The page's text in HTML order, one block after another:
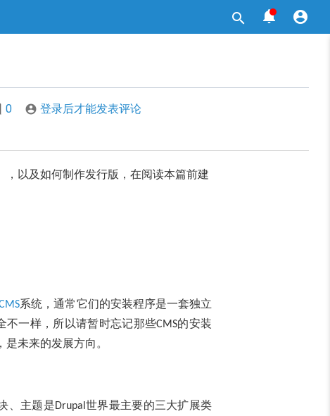



0  登录后才能发表评论
以及如何制作发行版，在阅读本篇前建
系统，通常它们的安装程序是一套独立
不一样，所以请暂时忘记那些CMS的安装
未来的发展方向。
、主题是Drupal 世界最主要的三大扩展类